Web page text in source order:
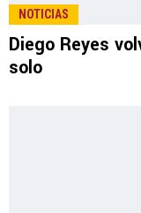
NOTICIAS
Diego Reyes
solo